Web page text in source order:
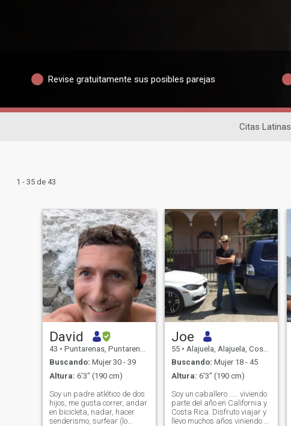
Revise gratuitamente sus posibles parejas
Citas Latinas
1 - 35 de 43
David
43 • Puntarenas, Puntarenas, Costa Rica
Buscando: Mujer 30 - 39
Altura: 6'3" (190 cm)
Soy un padre atlético de dos
hijos, me gusta correr, andar
en bicicleta, nadar, hacer
senderismo, surfear (lo
Joe
55 • Alajuela, Alajuela, Costa Rica
Buscando: Mujer 18 - 45
Altura: 6'3" (190 cm)
Soy un caballero ..... viviendo
parte del año en California y
Costa Rica. Disfruto viajar y
llevo muchos años viniendo a